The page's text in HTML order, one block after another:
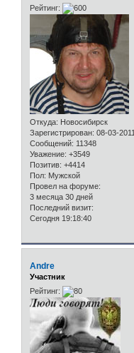
Рейтинг:
Откуда: Новосибирск
Зарегистрирован: 08-03-2011
Сообщений: 11348
Уважение: +3549
Позитив: +4414
Пол: Мужской
Провел на форуме:
3 месяца 30 дней
Последний визит:
Сегодня 19:18:40
Andre
Участник
Рейтинг: